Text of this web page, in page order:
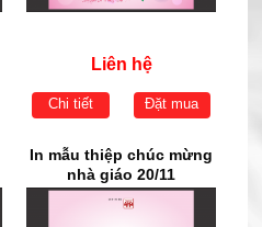
Liên hệ
Chi tiết Đặt mua
In mẫu thiệp chúc mừng
nhà giáo 20/11